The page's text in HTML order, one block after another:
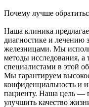
Почему лучше
Наша клиника
диагностике и лечению
железницами. Мы
методы исследования,
специалистами в этой
Мы гарантируем
конфиденциальность и
пациенту. Наша цель —
улучшить качество